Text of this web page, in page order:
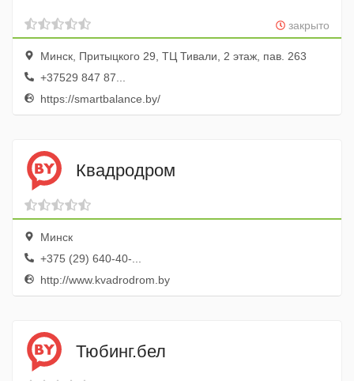
закрыто
Минск, Притыцкого 29, ТЦ Тивали, 2 этаж, пав. 263
+37529 847 87...
https://smartbalance.by/
Квадродром
Минск
+375 (29) 640-40-...
http://www.kvadrodrom.by
Тюбинг.бел